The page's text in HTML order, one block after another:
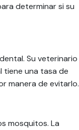
determinar si su
Su veterinario
tiene una tasa de
manera de evitarlo.
mosquitos. La